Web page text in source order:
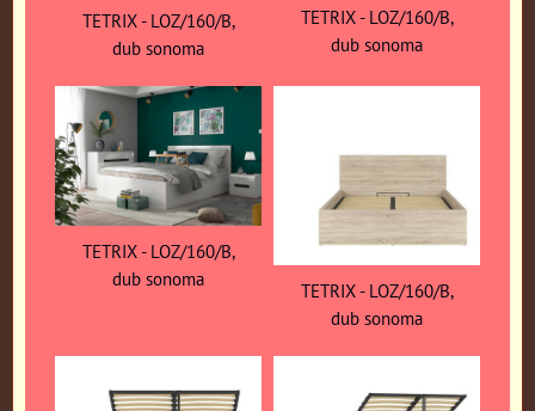
TETRIX - LOZ/160/B,
dub sonoma
TETRIX - LOZ/160/B,
dub sonoma
TETRIX - LOZ/160/B,
dub sonoma
TETRIX - LOZ/160/B,
dub sonoma